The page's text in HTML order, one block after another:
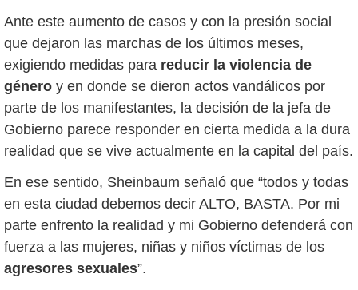
Ante este aumento de casos y con la presión social
que dejaron las marchas de los últimos meses,
exigiendo medidas para reducir la violencia de
género y en donde se dieron actos vandálicos por
parte de los manifestantes, la decisión de la jefa de
Gobierno parece responder en cierta medida a la dura
realidad que se vive actualmente en la capital del país.
En ese sentido, Sheinbaum señaló que “todos y todas
en esta ciudad debemos decir ALTO, BASTA. Por mi
parte enfrento la realidad y mi Gobierno defenderá con
fuerza a las mujeres, niñas y niños víctimas de los
agresores sexuales”.